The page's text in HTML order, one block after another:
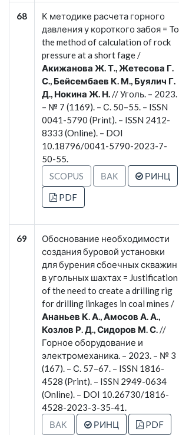
68
К методике расчета горного
давления у короткого забоя = To
the method of calculation of rock
pressure at a short fage /
Акижанова Ж. Т., Жетесова Г.
С., Бейсембаев К. М., Буялич Г.
Д., Нокина Ж. Н.// Уголь. – 2023.
– № 7 (1169). – С. 50–55. – ISSN
0041-5790 (Print). – ISSN 2412-
8333 (Online). – DOI
10.18796/0041-5790-2023-7-
50-55.
SCOPUS
ВАК
РИНЦ
PDF
69
Обоснование необходимости
создания буровой установки
для бурения сбоечных скважин
в угольных шахтах = Justification
of the need to create a drilling rig
for drilling linkages in coal mines /
Ананьев К. А., Амосов А. А.,
Козлов Р. Д., Сидоров М. С.//
Горное оборудование и
электромеханика. – 2023. – № 3
(167). – С. 57–67. – ISSN 1816-
4528 (Print). – ISSN 2949-0634
(Online). – DOI 10.26730/1816-
4528-2023-3-35-41.
ВАК
РИНЦ PDF